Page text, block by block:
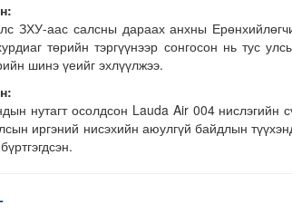
ЗХУ-аас салсны дараах анхны
төрийн тэргүүнээр сонгосон нь тус
шинэ үеийг эхлүүлжээ.
нутагт осолдсон Lauda Air 004 нислэгийн
иргэний нисэхийн аюулгүй байдлын